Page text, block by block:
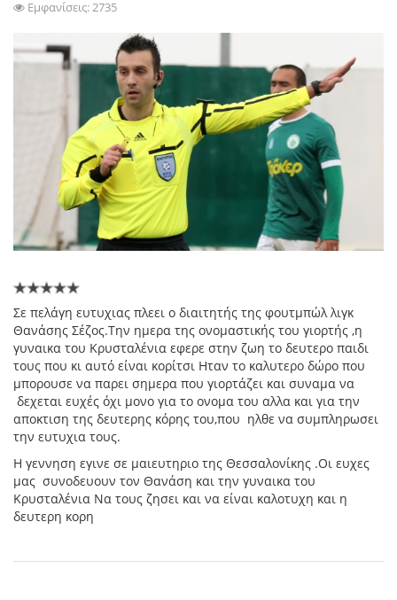
Εμφανίσεις: 2735
Σε πελάγη ευτυχιας πλεει ο διαιτητής της φουτμπώλ λιγκ
Θανάσης Σέζος.Την ημερα της ονομαστικής του γιορτής ,η
γυναικα του Κρυσταλένια εφερε στην ζωη το δευτερο παιδι
τους που κι αυτό είναι κορίτσι Ηταν το καλυτερο δώρο που
μπορουσε να παρει σημερα που γιορτάζει και συναμα να
δεχεται ευχές όχι μονο για το ονομα του αλλα και για την
αποκτιση της δευτερης κόρης του,που ηλθε να συμπληρωσει
την ευτυχια τους.
Η γεννηση εγινε σε μαιευτηριο της Θεσσαλονίκης .Οι ευχες
μας συνοδευουν τον Θανάση και την γυναικα του
Κρυσταλένια Να τους ζησει και να είναι καλοτυχη και η
δευτερη κορη